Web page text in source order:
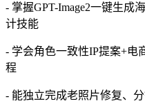
- 掌握GPT-Image2一键生成
计技能
- 学会角色一致性IP提案+电
程
- 能独立完成老照片修复、